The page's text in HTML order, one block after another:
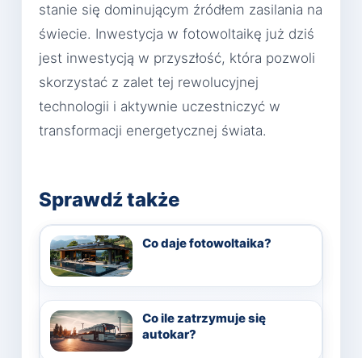
stanie się dominującym źródłem zasilania na
świecie. Inwestycja w fotowoltaikę już dziś
jest inwestycją w przyszłość, która pozwoli
skorzystać z zalet tej rewolucyjnej
technologii i aktywnie uczestniczyć w
transformacji energetycznej świata.
Sprawdź także
Co daje fotowoltaika?
Co ile zatrzymuje się
autokar?